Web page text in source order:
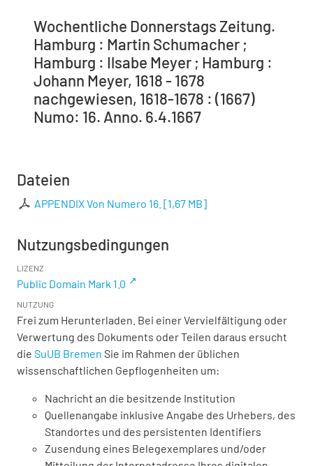
Wochentliche Donnerstags Zeitung.
Hamburg : Martin Schumacher ;
Hamburg : Ilsabe Meyer ; Hamburg :
Johann Meyer, 1618 - 1678
nachgewiesen, 1618-1678 : (1667)
Numo: 16. Anno. 6.4.1667
Dateien
APPENDIX Von Numero 16. [1,67 MB]
Nutzungsbedingungen
LIZENZ
Public Domain Mark 1.0
NUTZUNG
Frei zum Herunterladen. Bei einer Vervielfältigung oder
Verwertung des Dokuments oder Teilen daraus ersucht
die SuUB Bremen Sie im Rahmen der üblichen
wissenschaftlichen Gepflogenheiten um:
Nachricht an die besitzende Institution
Quellenangabe inklusive Angabe des Urhebers, des
Standortes und des persistenten Identifiers
Zusendung eines Belegexemplares und/oder